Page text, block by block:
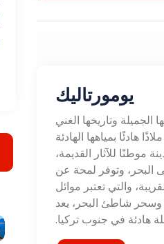
يومورتاليك
وتاريخها الغني
هادئًا بمياهها الهادئة
موطنًا للآثار القديمة،
البحر، وتوفر لمحة عن
والتي تعتبر موائل
وسحر شاطئ البحر، يعد
هادئة في جنوب تركيا.